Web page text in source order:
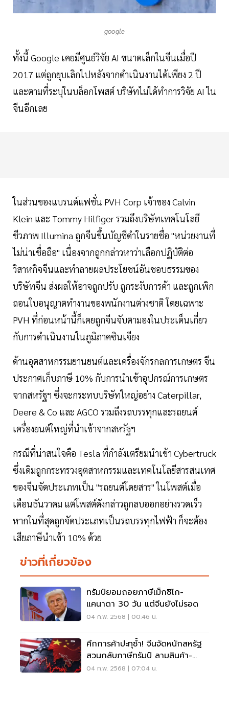
google
ทั้งนี้ Google เคยมีศูนย์วิจัย AI ขนาดเล็กในจีนเมื่อปี
2017 แต่ถูกยุบเลิกไปหลังจากดำเนินงานได้เพียง 2 ปี
และตามที่ระบุในบล็อกโพสต์ บริษัทไม่ได้ทำการวิจัย AI ใน
จีนอีกเลย
ในส่วนของแบรนด์แฟชั่น PVH Corp เจ้าของ Calvin
Klein และ Tommy Hilfiger รวมถึงบริษัทเทคโนโลยี
ชีวภาพ Illumina ถูกจีนขึ้นบัญชีดำในรายชื่อ "หน่วยงานที่
ไม่น่าเชื่อถือ" เนื่องจากถูกกล่าวหาว่าเลือกปฏิบัติต่อ
วิสาหกิจจีนและทำลายผลประโยชน์อันชอบธรรมของ
บริษัทจีน ส่งผลให้อาจถูกปรับ ถูกระงับการค้า และถูกเพิก
ถอนใบอนุญาตทำงานของพนักงานต่างชาติ โดยเฉพาะ
PVH ที่ก่อนหน้านี้ก็เคยถูกจีนจับตามองในประเด็นเกี่ยว
กับการดำเนินงานในภูมิภาคซินเจียง
ด้านอุตสาหกรรมยานยนต์และเครื่องจักรกลการเกษตร จีน
ประกาศเก็บภาษี 10% กับการนำเข้าอุปกรณ์การเกษตร
จากสหรัฐฯ ซึ่งจะกระทบบริษัทใหญ่อย่าง Caterpillar,
Deere & Co และ AGCO รวมถึงรถบรรทุกและรถยนต์
เครื่องยนต์ใหญ่ที่นำเข้าจากสหรัฐฯ
กรณีที่น่าสนใจคือ Tesla ที่กำลังเตรียมนำเข้า Cybertruck
ซึ่งเดิมถูกกระทรวงอุตสาหกรรมและเทคโนโลยีสารสนเทศ
ของจีนจัดประเภทเป็น "รถยนต์โดยสาร" ในโพสต์เมื่อ
เดือนธันวาคม แต่โพสต์ดังกล่าวถูกลบออกอย่างรวดเร็ว
หากในที่สุดถูกจัดประเภทเป็นรถบรรทุกไฟฟ้า ก็จะต้อง
เสียภาษีนำเข้า 10% ด้วย
ข่าวที่เกี่ยวข้อง
ทรัมป์ยอมถอยภาษีเม็กซิโก-
แคนาดา 30 วัน แต่จีนยังไม่รอด
04 ก.พ. 2568 | 00:46 น.
ศึกการค้าปะทุซ้ำ! จีนจัดหนักสหรัฐ
สวนกลับภาษีทรัมป์ ลามสินค้า-
เทคโนโลยี
04 ก.พ. 2568 | 07:04 น.